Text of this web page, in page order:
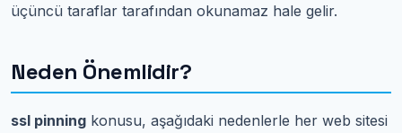
üçüncü taraflar tarafından okunamaz hale gelir.
Neden Önemlidir?
ssl pinning konusu, aşağıdaki nedenlerle her web sitesi